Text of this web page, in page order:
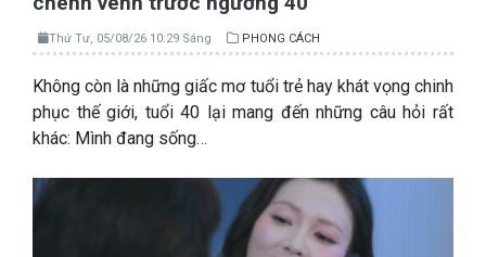
Thứ Tư, 05/08/26 10:29 Sáng PHONG CÁCH
Không còn là những giấc mơ tuổi trẻ hay khát vọng chinh
phục thế giới, tuổi 40 lại mang đến những câu hỏi rất
khác: Mình đang sống…